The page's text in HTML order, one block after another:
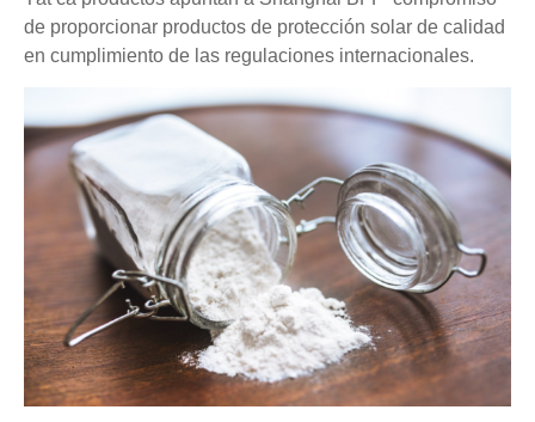
de proporcionar productos de protección solar de calidad
en cumplimiento de las regulaciones internacionales.